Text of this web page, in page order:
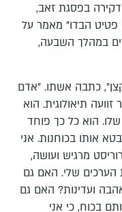
בפסגת זאב,
פטיט הבדו" מאמר על
במהלך השבעה,
כתבה אשתו. "אדם
תיאולוגית. הוא
הוא כל כך פוחד
אותו בכוחנות. אני
מרגיש ועושה,
הערכים שלי. האם גם
ועדינות? האם גם
בכוח, כי אני